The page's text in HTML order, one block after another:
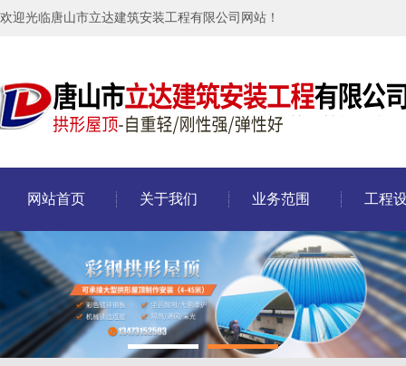
欢迎光临唐山市立达建筑安装工程有限公司网站！
网站首页 关于我们 业务范围 工程